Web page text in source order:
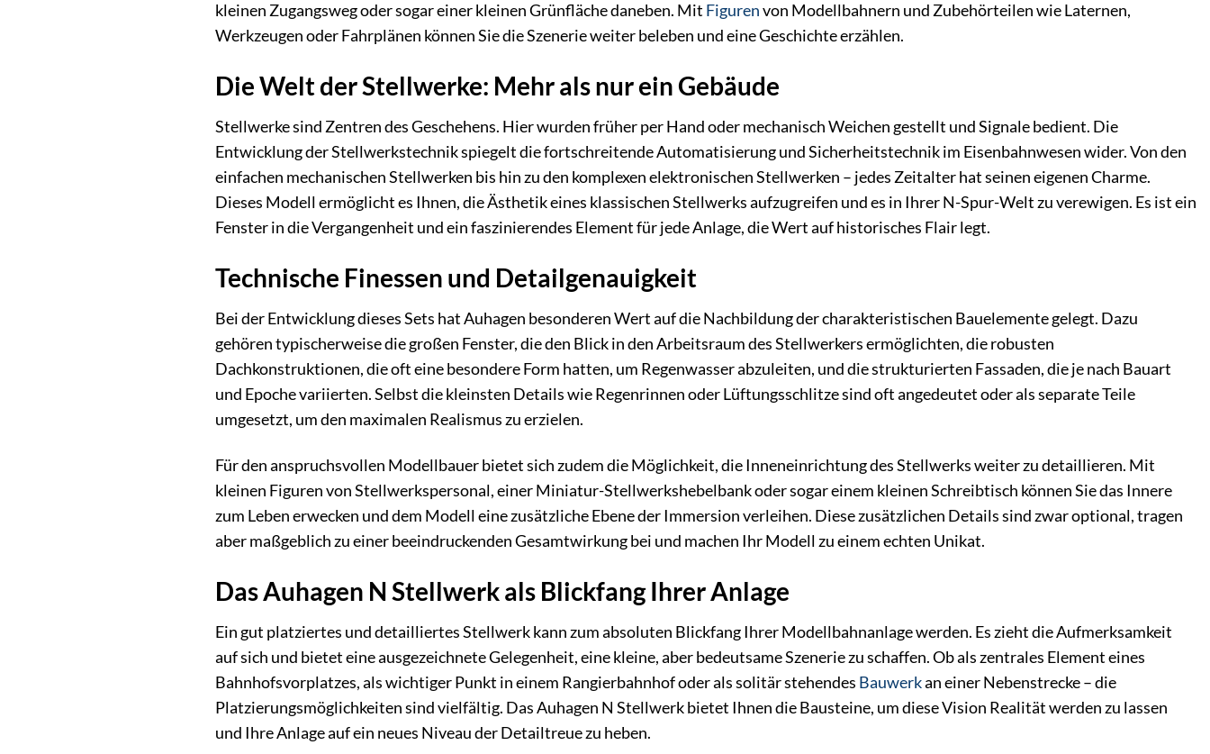
kleinen Zugangsweg oder sogar einer kleinen Grünfläche daneben. Mit Figurenvon Modellbahnern und Zubehörteilen wie Laternen,
Werkzeugen oder Fahrplänen können Sie die Szenerie weiter beleben und eine Geschichte erzählen.
Die Welt der Stellwerke: Mehr als nur ein Gebäude
Stellwerke sind Zentren des Geschehens. Hier wurden früher per Hand oder mechanisch Weichen gestellt und Signale bedient. Die
Entwicklung der Stellwerkstechnik spiegelt die fortschreitende Automatisierung und Sicherheitstechnik im Eisenbahnwesen wider. Von den
einfachen mechanischen Stellwerken bis hin zu den komplexen elektronischen Stellwerken – jedes Zeitalter hat seinen eigenen Charme.
Dieses Modell ermöglicht es Ihnen, die Ästhetik eines klassischen Stellwerks aufzugreifen und es in Ihrer N-Spur-Welt zu verewigen. Es ist ein
Fenster in die Vergangenheit und ein faszinierendes Element für jede Anlage, die Wert auf historisches Flair legt.
Technische Finessen und Detailgenauigkeit
Bei der Entwicklung dieses Sets hat Auhagen besonderen Wert auf die Nachbildung der charakteristischen Bauelemente gelegt. Dazu
gehören typischerweise die großen Fenster, die den Blick in den Arbeitsraum des Stellwerkers ermöglichten, die robusten
Dachkonstruktionen, die oft eine besondere Form hatten, um Regenwasser abzuleiten, und die strukturierten Fassaden, die je nach Bauart
und Epoche variierten. Selbst die kleinsten Details wie Regenrinnen oder Lüftungsschlitze sind oft angedeutet oder als separate Teile
umgesetzt, um den maximalen Realismus zu erzielen.
Für den anspruchsvollen Modellbauer bietet sich zudem die Möglichkeit, die Inneneinrichtung des Stellwerks weiter zu detaillieren. Mit
kleinen Figuren von Stellwerkspersonal, einer Miniatur-Stellwerkshebelbank oder sogar einem kleinen Schreibtisch können Sie das Innere
zum Leben erwecken und dem Modell eine zusätzliche Ebene der Immersion verleihen. Diese zusätzlichen Details sind zwar optional, tragen
aber maßgeblich zu einer beeindruckenden Gesamtwirkung bei und machen Ihr Modell zu einem echten Unikat.
Das Auhagen N Stellwerk als Blickfang Ihrer Anlage
Ein gut platziertes und detailliertes Stellwerk kann zum absoluten Blickfang Ihrer Modellbahnanlage werden. Es zieht die Aufmerksamkeit
auf sich und bietet eine ausgezeichnete Gelegenheit, eine kleine, aber bedeutsame Szenerie zu schaffen. Ob als zentrales Element eines
Bahnhofsvorplatzes, als wichtiger Punkt in einem Rangierbahnhof oder als solitär stehendes Bauwerkan einer Nebenstrecke – die
Platzierungsmöglichkeiten sind vielfältig. Das Auhagen N Stellwerk bietet Ihnen die Bausteine, um diese Vision Realität werden zu lassen
und Ihre Anlage auf ein neues Niveau der Detailtreue zu heben.